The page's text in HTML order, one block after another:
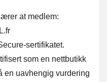
at medlem:
sertifikatet.
som en nettbutikk
en uavhengig vurdering